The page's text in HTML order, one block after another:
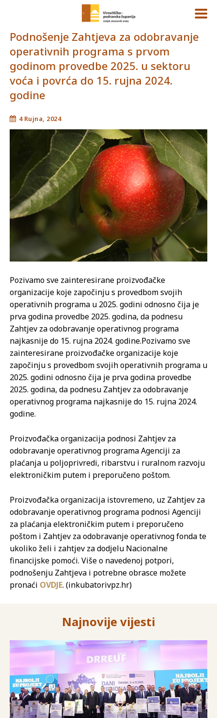
Podnošenje Zahtjeva za odobravanje
operativnih programa s prvom
godinom provedbe 2025. u sektoru
voća i povrća do 15. rujna 2024.
godine
4 Rujna, 2024
Pozivamo sve zainteresirane proizvođačke
organizacije koje započinju s provedbom svojih
operativnih programa u 2025. godini odnosno čija je
prva godina provedbe 2025. godina, da podnesu
Zahtjev za odobravanje operativnog programa
najkasnije do 15. rujna 2024. godine.Pozivamo sve
zainteresirane proizvođačke organizacije koje
započinju s provedbom svojih operativnih programa u
2025. godini odnosno čija je prva godina provedbe
2025. godina, da podnesu Zahtjev za odobravanje
operativnog programa najkasnije do 15. rujna 2024.
godine.
Proizvođačka organizacija podnosi Zahtjev za
odobravanje operativnog programa Agenciji za
plaćanja u poljoprivredi, ribarstvu i ruralnom razvoju
elektroničkim putem i preporučeno poštom.
Proizvođačka organizacija istovremeno, uz Zahtjev za
odobravanje operativnog programa podnosi Agenciji
za plaćanja elektroničkim putem i preporučeno
poštom i Zahtjev za odobravanje operativnog fonda te
ukoliko želi i zahtjev za dodjelu Nacionalne
financijske pomoći. Više o navedenoj potpori,
podnošenju Zahtjeva i potrebne obrasce možete
pronaći OVDJE. (inkubatorivpz.hr)
Najnovije vijesti